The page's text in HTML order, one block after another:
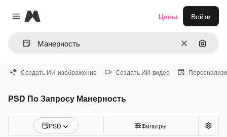
Close menu
Magnific
ОчиститьПоиск
Цены Войти
Создать ИИ-изображение Создать ИИ-видео
PSD По Запросу Манерность
PSD Фильтры